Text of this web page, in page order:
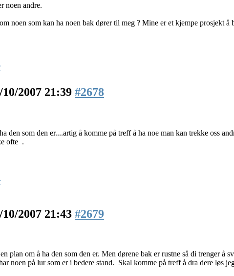
noen andre.
noen som kan ha noen bak dører til meg ? Mine er et kjempe prosjekt å
10/2007 21:39 #2678
den som den er....artig å komme på treff å ha noe man kan trekke oss
ofte .
10/2007 21:43 #2679
plan om å ha den som den er. Men dørene bak er rustne så di trenger å
noen på lur som er i bedere stand. Skal komme på treff å dra dere løs